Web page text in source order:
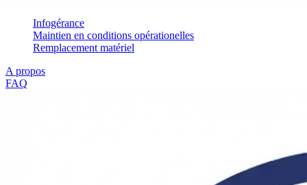
Infogérance
Maintien en conditions opérationelles
Remplacement matériel
A propos
FAQ